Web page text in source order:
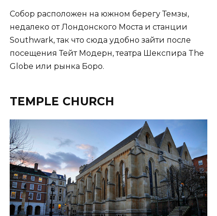
Собор расположен на южном берегу Темзы,
недалеко от Лондонского Моста и станции
Southwark, так что сюда удобно зайти после
посещения Тейт Модерн, театра Шекспира The
Globe или рынка Боро.
TEMPLE CHURCH